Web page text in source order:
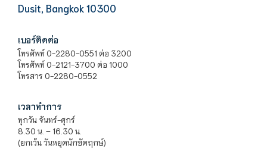
Dusit, Bangkok 10300
เบอร์ติดต่อ
โทรศัพท์ 0-2280-0551 ต่อ 3200
โทรศัพท์ 0-2121-3700 ต่อ 1000
โทรสาร 0-2280-0552
เวลาทำการ
ทุกวัน จันทร์-ศุกร์
8.30 น. – 16.30 น.
(ยกเว้น วันหยุดนักขัตฤกษ์)